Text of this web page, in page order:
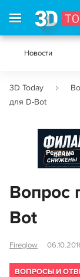
Новости
3D Today
для D-Bot
Реклама
Вопрос
Bot
Fireglow
ВОПРОСЫ И